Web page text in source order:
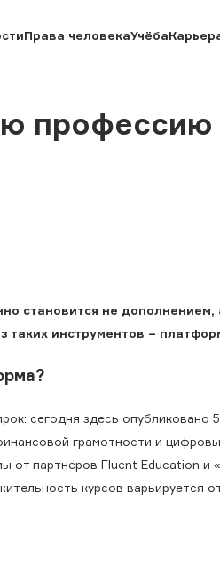
Права человекаУчёба
становится не
таких инструментов −
сегодня здесь опубликовано
грамотности и
от партнеров Fluent Education
курсов варьируется